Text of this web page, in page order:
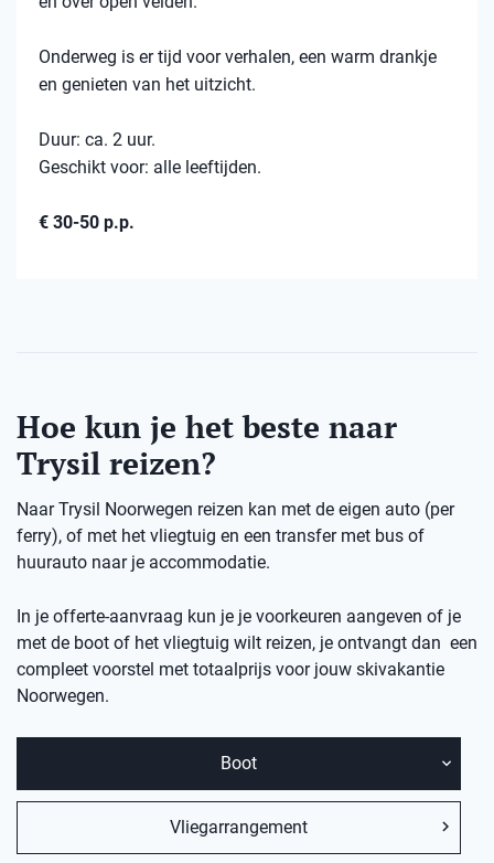
Onderweg is er tijd voor verhalen, een warm drankje
en genieten van het uitzicht.
Duur: ca. 2 uur.
Geschikt voor: alle leeftijden.
€ 30-50 p.p.
Hoe kun je het beste naar
Trysil reizen?
Naar Trysil Noorwegen reizen kan met de eigen auto (per
ferry), of met het vliegtuig en een transfer met bus of
huurauto naar je accommodatie.
In je offerte-aanvraag kun je je voorkeuren aangeven of je
met de boot of het vliegtuig wilt reizen, je ontvangt dan een
compleet voorstel met totaalprijs voor jouw skivakantie
Noorwegen.
Boot
Vliegarrangement